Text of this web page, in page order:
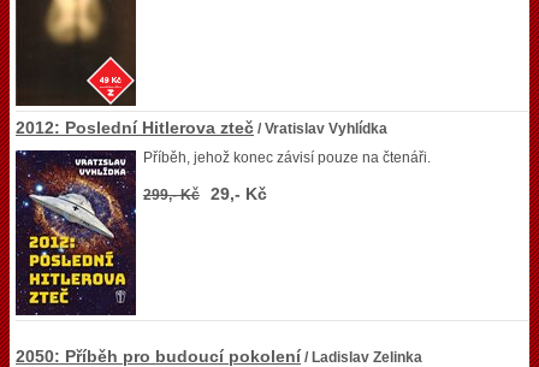
2012: Poslední Hitlerova zteč / Vratislav Vyhlídka
Příběh, jehož konec závisí pouze na čtenáři.
299,- Kč 29,- Kč
2050: Příběh pro budoucí pokolení / Ladislav Zelinka